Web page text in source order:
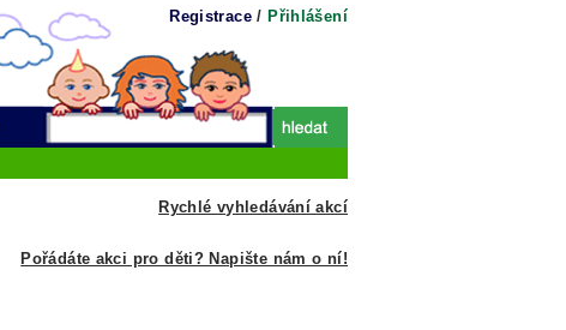
Registrace / Přihlášení
Rychlé vyhledávání akcí
Pořádáte akci pro děti? Napište nám o ní!